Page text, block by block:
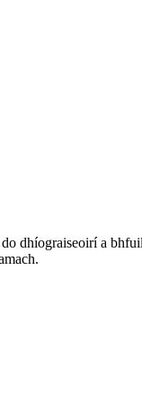
dhíograiseoirí a